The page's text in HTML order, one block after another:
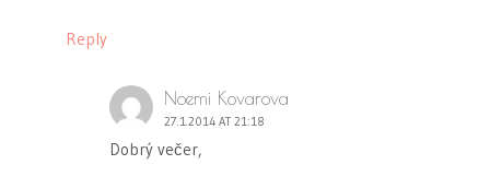
Reply
Noemi Kovarova
27.1.2014 AT 21:18
Dobrý večer,